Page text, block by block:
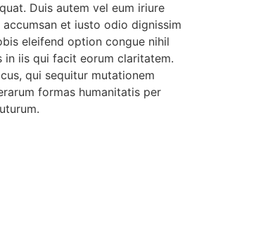
Duis autem vel eum iriure
et iusto odio dignissim
eleifend option congue nihil
in iis qui facit eorum claritatem.
qui sequitur mutationem
formas humanitatis per